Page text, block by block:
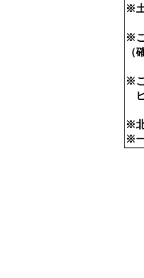
※
※
（
※
ビ
※
※
製
ペ